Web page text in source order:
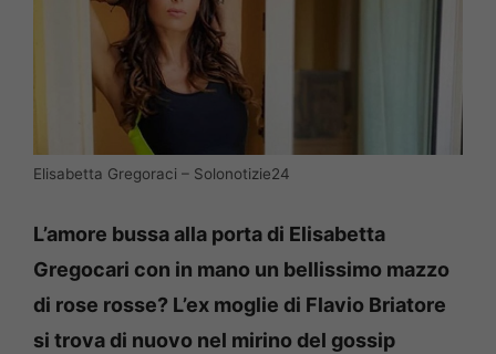
Elisabetta Gregoraci – Solonotizie24
L’amore bussa alla porta di Elisabetta
Gregocari con in mano un bellissimo mazzo
di rose rosse? L’ex moglie di Flavio Briatore
si trova di nuovo nel mirino del gossip